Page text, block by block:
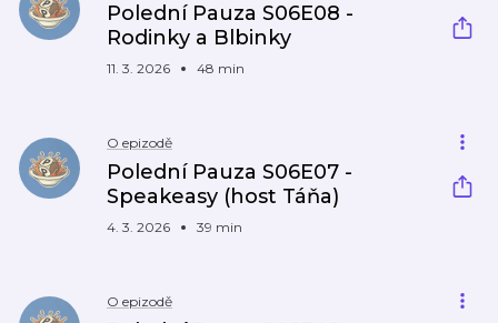
Polední Pauza S06E08 -
Rodinky a Blbinky
11. 3. 2026 48 min
O epizodě
Polední Pauza S06E07 -
Speakeasy (host Táňa)
4. 3. 2026 39 min
O epizodě